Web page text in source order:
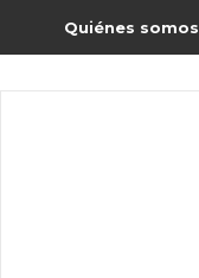
Quiénes somos